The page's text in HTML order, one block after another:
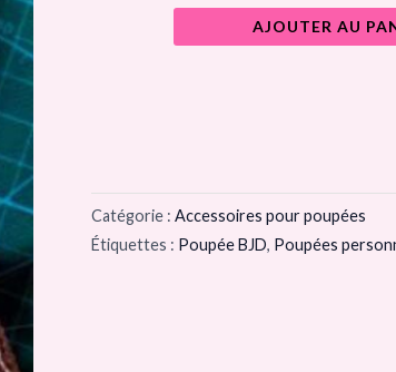
AJOUTER AU
Catégorie :Accessoires pour poupées
Étiquettes : Poupée BJD, Poupées